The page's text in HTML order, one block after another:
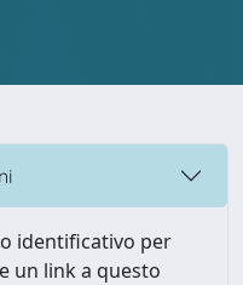
identificativo per
un link a questo